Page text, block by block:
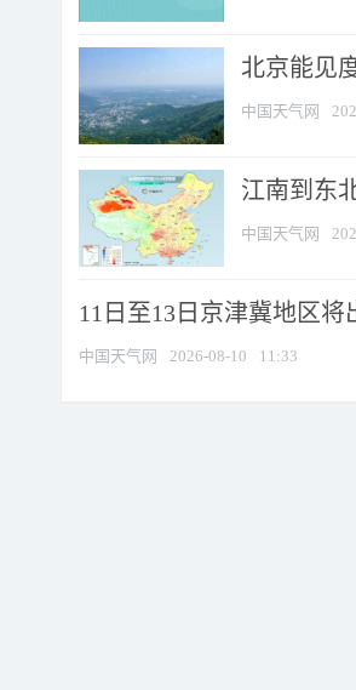
北京能见
中国天气网
江南到东
中国天气网
11日至13日京津冀地区
中国天气网 2026-08-10 11:33